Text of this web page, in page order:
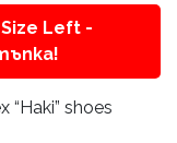
Left -
“Haki” shoes